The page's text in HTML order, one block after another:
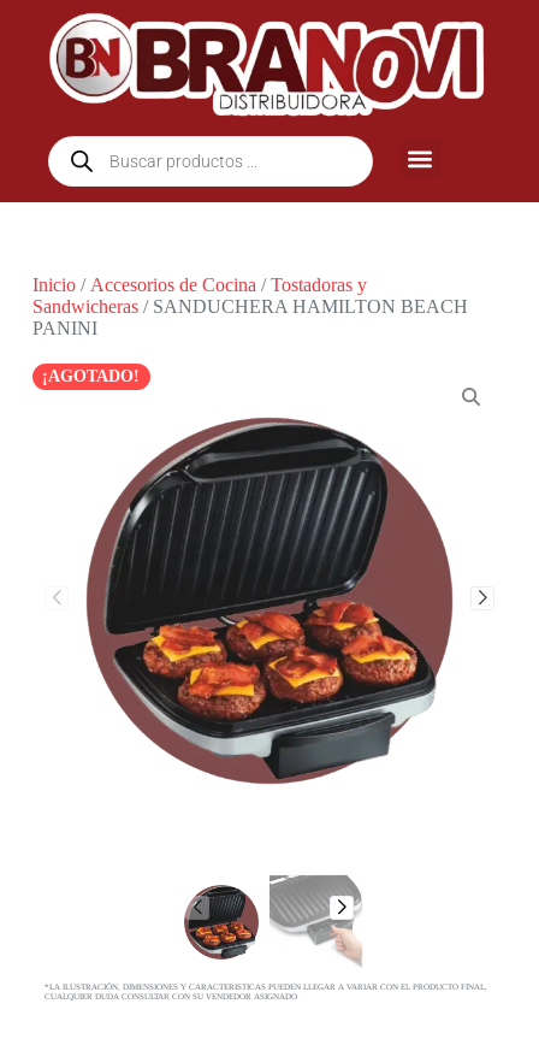
Inicio/ Accesorios de Cocina /Tostadoras y
Sandwicheras/ SANDUCHERA HAMILTON BEACH
PANINI
¡AGOTADO!
*LA ILUSTRACIÓN, DIMENSIONES Y CARACTERISTICAS PUEDEN LLEGAR A VARIAR CON EL PRODUCTO FINAL,
CUALQUIER DUDA CONSULTAR CON SU VENDEDOR ASIGNADO